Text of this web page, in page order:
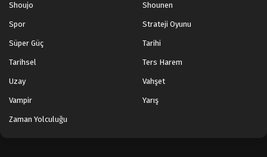
Shoujo Shounen
Spor Strateji Oyunu
Süper Güç Tarihi
Tarihsel Ters Harem
Uzay Vahşet
Vampir Yarış
Zaman Yolculuğu